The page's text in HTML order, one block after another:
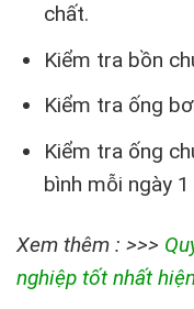
chất.
Kiểm tra bồn
Kiểm tra ống
Kiểm tra ống
bình mỗi ngày 1
Xem thêm : >>>
nghiệp tốt nhất